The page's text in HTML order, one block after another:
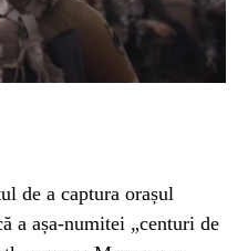
de a captura orașul
a așa-numitei „centuri de